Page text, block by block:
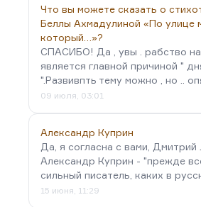
Что вы можете сказать о
Беллы Ахмадулиной «По улице
который…»?
СПАСИБО! Да , увы . рабство
является главной причиной "
".Развивпть тему можно , но ..
09 июля, 03:01
Александр Куприн
Да, я согласна с вами, Дмитрий
Александр Куприн - "прежде
сильный писатель, каких в
15 июня, 11:29